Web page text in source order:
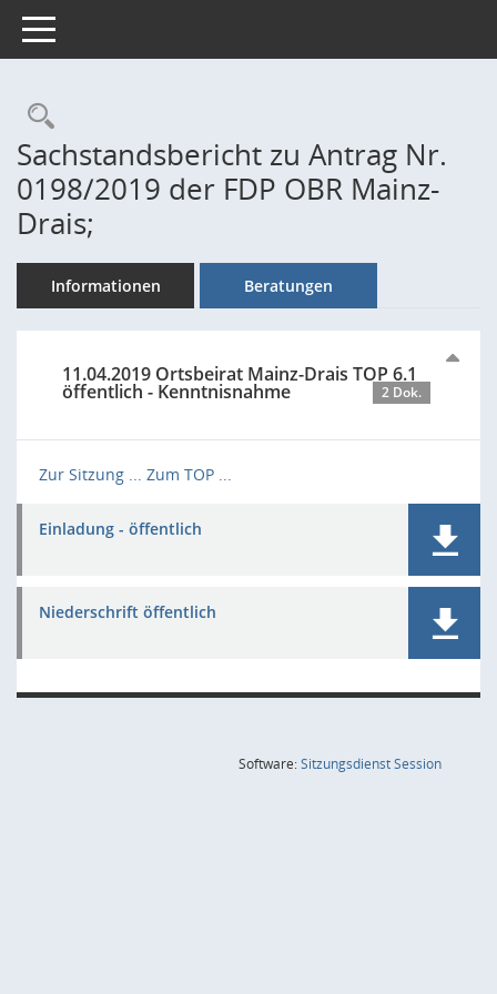
Toggle navigation
Rechercheauswahl
Sachstandsbericht zu Antrag Nr.
0198/2019 der FDP OBR Mainz-
Drais;
Informationen Beratungen
11.04.2019 Ortsbeirat Mainz-Drais TOP 6.1
öffentlich - Kenntnisnahme 2 Dok.
Zur Sitzung ... Zum TOP ...
Einladung - öffentlich
Niederschrift öffentlich
Software:SitzungsdienstSession(Wird in